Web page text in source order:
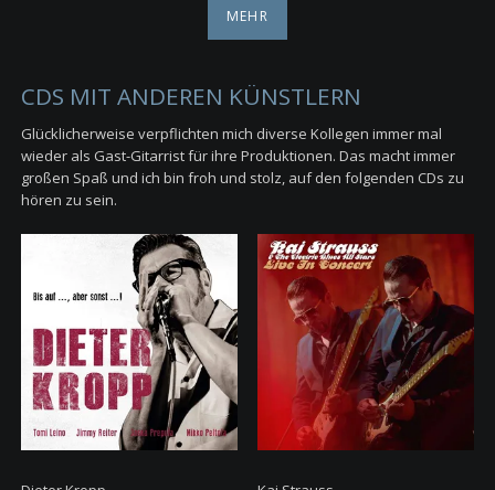
MEHR
CDS MIT ANDEREN KÜNSTLERN
Glücklicherweise verpflichten mich diverse Kollegen immer mal
wieder als Gast-Gitarrist für ihre Produktionen. Das macht immer
großen Spaß und ich bin froh und stolz, auf den folgenden CDs zu
hören zu sein.